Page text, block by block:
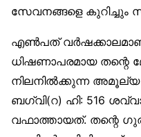
സേവനങ്ങളെ കുറിച്ചും
എണ്‍പത് വര്‍ഷക്കാലമാണ്
ധിഷണാപരമായ തന്റെ
നിലനില്‍ക്കുന്ന അമൂല്യ
ബഗ്‌വി(റ) ഹി: 516
വഫാത്തായത്. തന്റെ